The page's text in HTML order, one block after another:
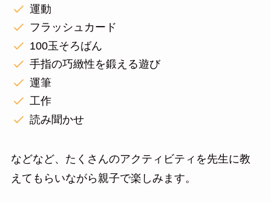
運動
フラッシュカード
100玉そろばん
手指の巧緻性を鍛える遊び
運筆
工作
読み聞かせ
などなど、たくさんのアクティビティを先生に教
えてもらいながら親子で楽しみます。